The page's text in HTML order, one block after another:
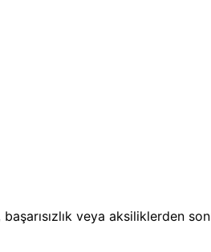
veya aksiliklerden